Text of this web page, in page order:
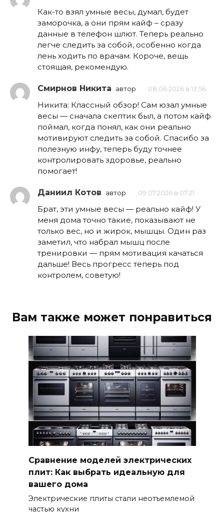
Как-то взял умные весы, думал, будет
заморочка, а они прям кайф – сразу
данные в телефон шлют. Теперь реально
легче следить за собой, особенно когда
лень ходить по врачам. Короче, вещь
стоящая, рекомендую.
Смирнов Никита автор 08.06.2026 в 13:56
Никита: Классный обзор! Сам юзал умные
весы — сначала скептик был, а потом кайф
поймал, когда понял, как они реально
мотивируют следить за собой. Спасибо за
полезную инфу, теперь буду точнее
контролировать здоровье, реально
помогает!
Даниил Котов автор 09.07.2026 в 07:21
Брат, эти умные весы — реально кайф! У
меня дома точно такие, показывают не
только вес, но и жирок, мышцы. Один раз
заметил, что набрал мышц после
тренировки — прям мотивация качаться
дальше! Весь прогресс теперь под
контролем, советую!
Вам также может понравиться
Сравнение моделей электрических
плит: Как выбрать идеальную для
вашего дома
Электрические плиты стали неотъемлемой
частью кухни